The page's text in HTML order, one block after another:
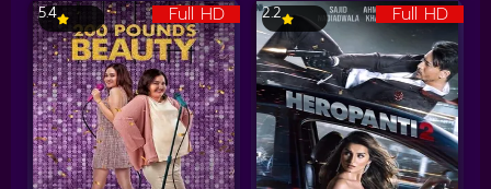
Full HD
5.4 Full HD
2.2